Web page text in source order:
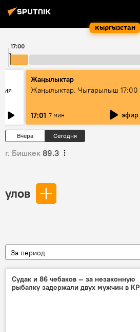
Кыргызстан
17:00
Жаңылыктар
Жаңылыктар. Чыгарылыш 17:00
17:01 7 мин эфир
Вчера Сегодня
г. Бишкек 89.3
улов
За период
Судак и 86 чебаков — за незаконную
рыбалку задержали двух мужчин в КР